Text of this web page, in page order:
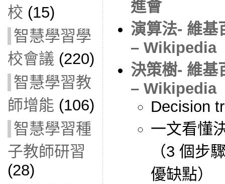
校 (15)
智慧學習學
校會議 (220)
智慧學習教
師增能 (106)
智慧學習種
子教師研習
(28)
進會
演算法- 維基
– Wikipedia
決策樹- 維基
– Wikipedia
Decision
一文看懂
（3 個步
優缺點）